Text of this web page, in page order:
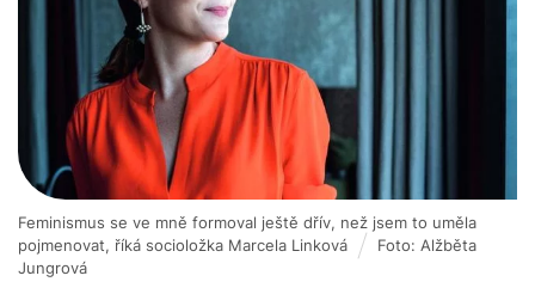
Feminismus se ve mně formoval ještě dřív, než jsem to uměla
pojmenovat, říká socioložka Marcela Linková
Foto: Alžběta
Jungrová